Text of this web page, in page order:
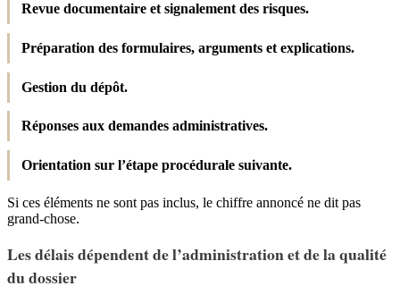
Revue documentaire et signalement des risques.
Préparation des formulaires, arguments et explications.
Gestion du dépôt.
Réponses aux demandes administratives.
Orientation sur l’étape procédurale suivante.
Si ces éléments ne sont pas inclus, le chiffre annoncé ne dit pas
grand-chose.
Les délais dépendent de l’administration et de la qualité
du dossier